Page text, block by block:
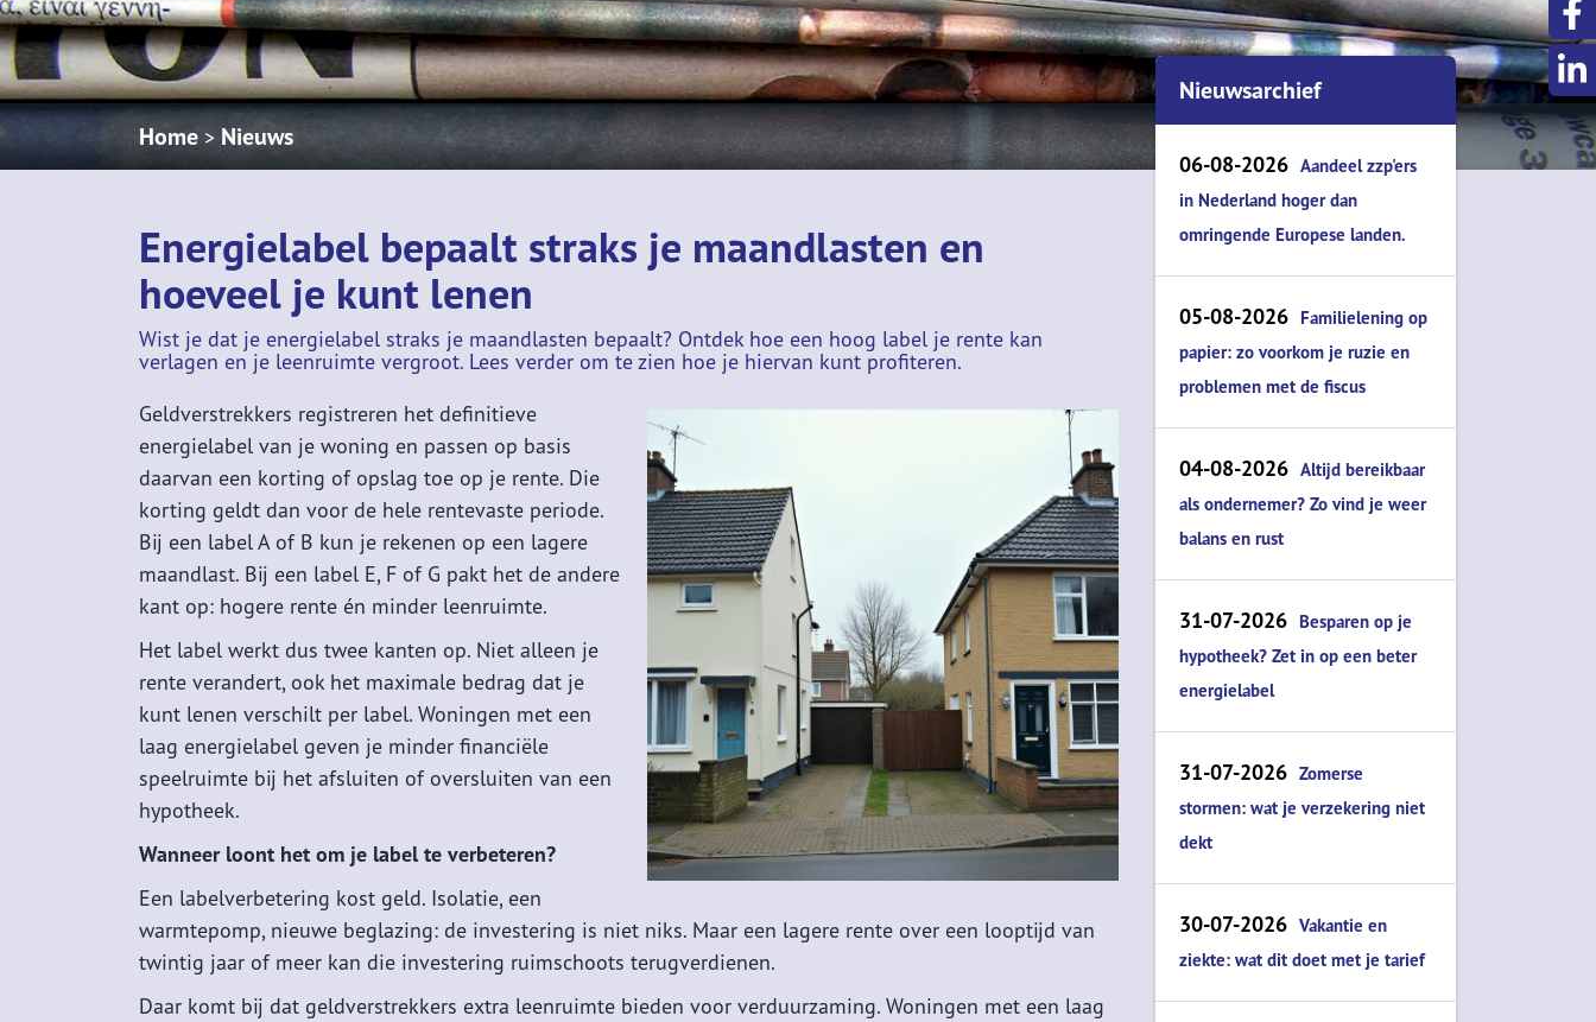
ontzorgen
Asbest en de hypotheek
Verstandig overwaarde
Storm, gelukkig verzekerd of ?
praktijk
De aflossingsvrije
Confectie of maatpak
Home > Nieuws
Energielabel bepaalt straks je maandlasten en
hoeveel je kunt lenen
Wist je dat je energielabel straks je maandlasten bepaalt? Ontdek hoe een hoog label je rente kan
verlagen en je leenruimte vergroot. Lees verder om te zien hoe je hiervan kunt profiteren.
Geldverstrekkers registreren het definitieve
energielabel van je woning en passen op basis
daarvan een korting of opslag toe op je rente. Die
korting geldt dan voor de hele rentevaste periode.
Bij een label A of B kun je rekenen op een lagere
maandlast. Bij een label E, F of G pakt het de andere
kant op: hogere rente én minder leenruimte.
Het label werkt dus twee kanten op. Niet alleen je
rente verandert, ook het maximale bedrag dat je
kunt lenen verschilt per label. Woningen met een
laag energielabel geven je minder financiële
speelruimte bij het afsluiten of oversluiten van een
hypotheek.
Wanneer loont het om je label te verbeteren?
Een labelverbetering kost geld. Isolatie, een
warmtepomp, nieuwe beglazing: de investering is niet niks. Maar een lagere rente over een looptijd van
twintig jaar of meer kan die investering ruimschoots terugverdienen.
Daar komt bij dat geldverstrekkers extra leenruimte bieden voor verduurzaming. Woningen met een laag
Nieuwsarchief
06-08-2026 Aandeel zzp'ers
in Nederland hoger dan
omringende Europese landen.
05-08-2026 Familielening op
papier: zo voorkom je ruzie en
problemen met de fiscus
04-08-2026 Altijd bereikbaar
als ondernemer? Zo vind je weer
balans en rust
31-07-2026 Besparen op je
hypotheek? Zet in op een beter
energielabel
31-07-2026 Zomerse
stormen: wat je verzekering niet
dekt
30-07-2026 Vakantie en
ziekte: wat dit doet met je tarief